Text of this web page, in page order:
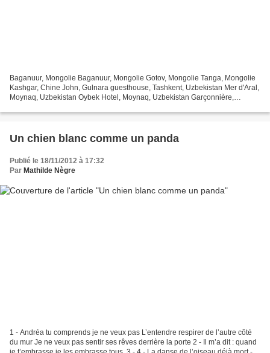
Baganuur, Mongolie Baganuur, Mongolie Gotov, Mongolie Tanga, Mongolie
Kashgar, Chine John, Gulnara guesthouse, Tashkent, Uzbekistan Mer d'Aral,
Moynaq, Uzbekistan Oybek Hotel, Moynaq, Uzbekistan Garçonnière,
Un chien blanc comme un panda
Publié le 18/11/2012 à 17:32
Par Mathilde Nègre
1 - Andréa tu comprends je ne veux pas L’entendre respirer de l’autre côté
du mur Je ne veux pas sentir ses rêves derrière la porte 2 - Il m’a dit : quand